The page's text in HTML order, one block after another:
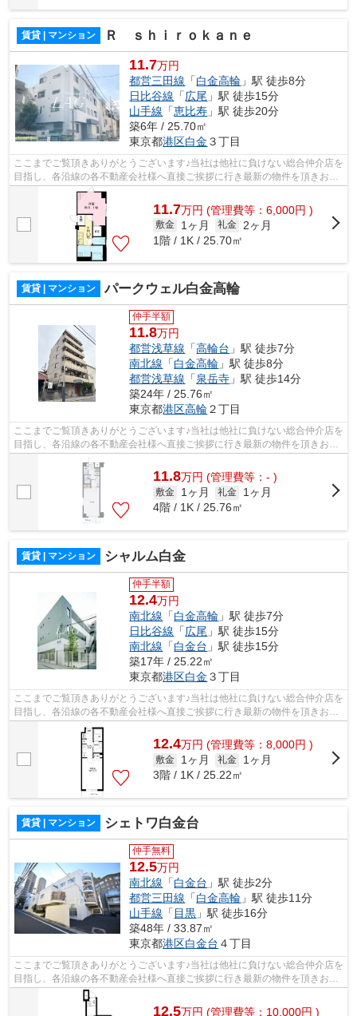
賃貸 | マンション Ｒ ｓｈｉｒｏｋａｎｅ
11.7万円
都営三田線 「白金高輪 」駅 徒歩8分
日比谷線 「広尾 」駅 徒歩15分
山手線 「恵比寿 」駅 徒歩20分
築6年 / 25.70㎡
東京都港区白金 ３丁目
ここまでご覧頂きありがとうございます♪当社は他社に負けない総合仲介店を
目指し、各沿線の各不動産会社様へ直接ご挨拶に行き最新の物件を頂きお客
様へ提供しております！最新の情報は...
11.7万円 (管理費等：6,000円 )
敷金 1ヶ月 礼金
2ヶ月
1階 / 1K / 25.70㎡
賃貸 | マンション パークウェル白金高輪
仲手半額
11.8万円
都営浅草線 「高輪台 」駅 徒歩7分
南北線 「白金高輪 」駅 徒歩8分
都営浅草線 「泉岳寺 」駅 徒歩14分
築24年 / 25.76㎡
東京都港区高輪 ２丁目
ここまでご覧頂きありがとうございます♪当社は他社に負けない総合仲介店を
目指し、各沿線の各不動産会社様へ直接ご挨拶に行き最新の物件を頂きお客
様へ提供しております！最新の情報は...
11.8万円 (管理費等：- )
敷金 1ヶ月 礼金
1ヶ月
4階 / 1K / 25.76㎡
賃貸 | マンション シャルム白金
仲手半額
12.4万円
南北線 「白金高輪 」駅 徒歩7分
日比谷線 「広尾 」駅 徒歩15分
南北線 「白金台 」駅 徒歩15分
築17年 / 25.22㎡
東京都港区白金 ３丁目
ここまでご覧頂きありがとうございます♪当社は他社に負けない総合仲介店を
目指し、各沿線の各不動産会社様へ直接ご挨拶に行き最新の物件を頂きお客
様へ提供しております！最新の情報は...
12.4万円 (管理費等：8,000円 )
敷金 1ヶ月 礼金
1ヶ月
3階 / 1K / 25.22㎡
賃貸 | マンション シェトワ白金台
仲手無料
12.5万円
南北線 「白金台 」駅 徒歩2分
都営三田線 「白金高輪 」駅 徒歩11分
山手線 「 目黒 」駅 徒歩16分
築48年 / 33.87㎡
東京都港区白金台 ４丁目
ここまでご覧頂きありがとうございます♪当社は他社に負けない総合仲介店を
目指し、各沿線の各不動産会社様へ直接ご挨拶に行き最新の物件を頂きお客
様へ提供しております！最新の情報は...
12.5万円 (管理費等：10,000円 )